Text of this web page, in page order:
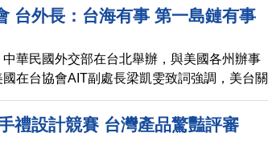
台灣作為非紅供應鏈，能夠作為全球國防工
供支援。
台外長：台海有事 第一島鏈有事
華民國外交部在台北舉辦，與美國各州辦事
在台協會AIT副處長梁凱雯致詞強調，美台關
會後中華民國外交部長林佳龍，接受媒體訪
「台灣有事」論，引發各界討論第一島鏈聯
應。
禮設計競賽 台灣產品驚豔評審